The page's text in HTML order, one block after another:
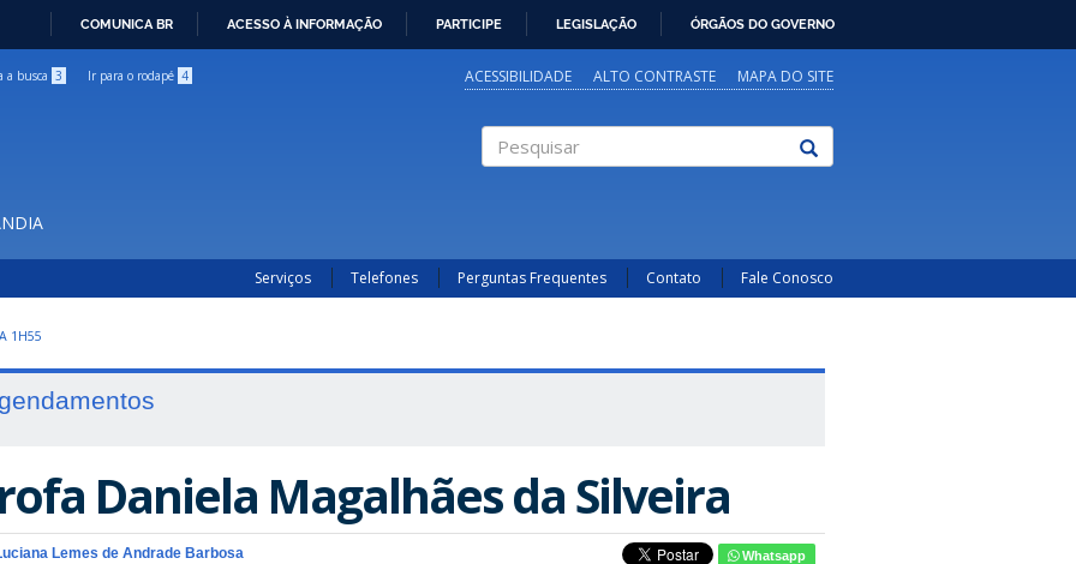
COMUNICA BR ACESSO À INFORMAÇÃO PARTICIPE LEGISLAÇÃO ÓRGÃOS DO GOVERNO
a busca 3 Ir para o rodapé 4 ACESSIBILIDADE ALTO CONTRASTE MAPA DO SITE
Serviços Telefones Perguntas Frequentes Contato Fale Conosco
1H55
Daniela Magalhães da Silveira
Lemes de Andrade Barbosa
Whatsapp